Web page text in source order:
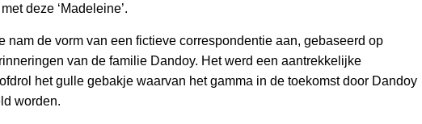
deze ‘Madeleine’.
nam de vorm van een fictieve correspondentie aan, gebaseerd op
van de familie Dandoy. Het werd een aantrekkelijke
het gulle gebakje waarvan het gamma in de toekomst door Dandoy
worden.